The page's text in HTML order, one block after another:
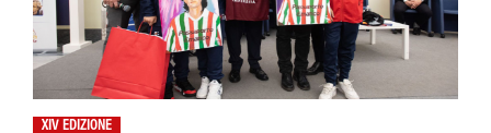
XIV EDIZIONE